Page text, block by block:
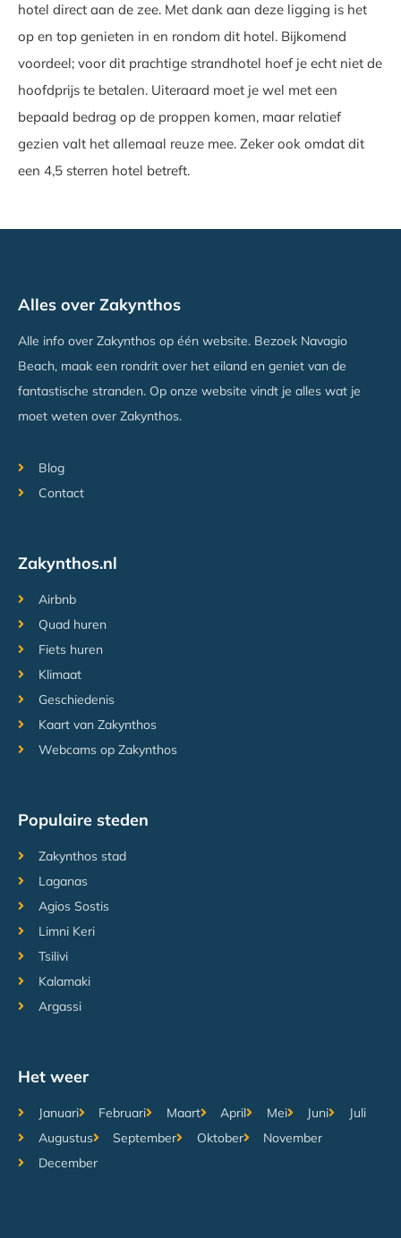
hotel direct aan de zee. Met dank aan deze ligging is het
op en top genieten in en rondom dit hotel. Bijkomend
voordeel; voor dit prachtige strandhotel hoef je echt niet de
hoofdprijs te betalen. Uiteraard moet je wel met een
bepaald bedrag op de proppen komen, maar relatief
gezien valt het allemaal reuze mee. Zeker ook omdat dit
een 4,5 sterren hotel betreft.
Alles over Zakynthos
Alle info over Zakynthos op één website. Bezoek Navagio
Beach, maak een rondrit over het eiland en geniet van de
fantastische stranden. Op onze website vindt je alles wat je
moet weten over Zakynthos.
Blog
Contact
Zakynthos.nl
Airbnb
Quad huren
Fiets huren
Klimaat
Geschiedenis
Kaart van Zakynthos
Webcams op Zakynthos
Populaire steden
Zakynthos stad
Laganas
Agios Sostis
Limni Keri
Tsilivi
Kalamaki
Argassi
Het weer
Januari Februari Maart April Mei Juni
Juli
Augustus
September Oktober
November
December